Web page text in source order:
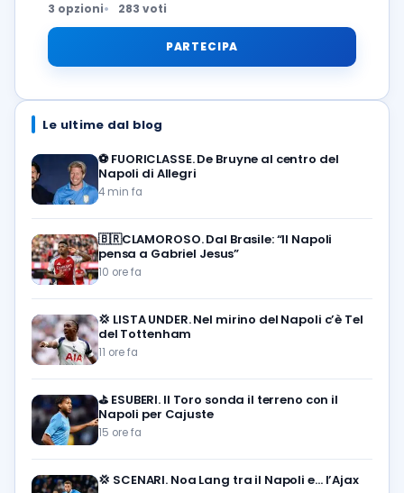
3 opzioni 283 voti
PARTECIPA
Le ultime dal blog
⚽️ FUORICLASSE. De Bruyne al centro del
Napoli di Allegri
4 min fa
🇧🇷CLAMOROSO. Dal Brasile: “Il Napoli
pensa a Gabriel Jesus”
10 ore fa
💢 LISTA UNDER. Nel mirino del Napoli c’è Tel
del Tottenham
11 ore fa
⛳ ESUBERI. Il Toro sonda il terreno con il
Napoli per Cajuste
15 ore fa
💢 SCENARI. Noa Lang tra il Napoli e… l’Ajax